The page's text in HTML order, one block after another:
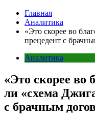
Главная
Аналитика
«Это скорее во
прецедент с
Аналитика
«Это скорее во
ли «схема
с брачным